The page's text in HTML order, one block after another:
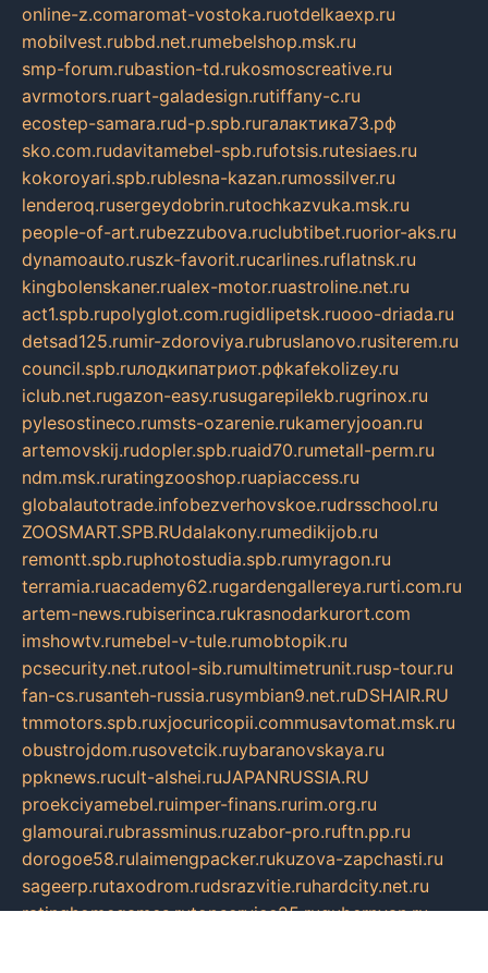
online-z.comaromat-vostoka.ruotdelkaexp.ru
mobilvest.rubbd.net.rumebelshop.msk.ru
smp-forum.rubastion-td.rukosmoscreative.ru
avrmotors.ruart-galadesign.rutiffany-c.ru
ecostep-samara.rud-p.spb.ruгалактика73.рф
sko.com.rudavitamebel-spb.rufotsis.rutesiaes.ru
kokoroyari.spb.rublesna-kazan.rumossilver.ru
lenderoq.rusergeydobrin.rutochkazvuka.msk.ru
people-of-art.rubezzubova.ruclubtibet.ruorior-aks.ru
dynamoauto.ruszk-favorit.rucarlines.ruflatnsk.ru
kingbolenskaner.rualex-motor.ruastroline.net.ru
act1.spb.rupolyglot.com.rugidlipetsk.ruooo-driada.ru
detsad125.rumir-zdoroviya.rubruslanovo.rusiterem.ru
council.spb.ruлодкипатриот.рфkafekolizey.ru
iclub.net.rugazon-easy.rusugarepilekb.rugrinox.ru
pylesostineco.rumsts-ozarenie.rukameryjooan.ru
artemovskij.rudopler.spb.ruaid70.rumetall-perm.ru
ndm.msk.ruratingzooshop.ruapiaccess.ru
globalautotrade.infobezverhovskoe.rudrsschool.ru
ZOOSMART.SPB.RUdalakony.rumedikijob.ru
remontt.spb.ruphotostudia.spb.rumyragon.ru
terramia.ruacademy62.rugardengallereya.rurti.com.ru
artem-news.rubiserinca.rukrasnodarkurort.com
imshowtv.rumebel-v-tule.rumobtopik.ru
pcsecurity.net.rutool-sib.rumultimetrunit.rusp-tour.ru
fan-cs.rusanteh-russia.rusymbian9.net.ruDSHAIR.RU
tmmotors.spb.ruxjocuricopii.commusavtomat.msk.ru
obustrojdom.rusovetcik.ruybaranovskaya.ru
ppknews.rucult-alshei.ruJAPANRUSSIA.RU
proekciyamebel.ruimper-finans.rurim.org.ru
glamourai.rubrassminus.ruzabor-pro.ruftn.pp.ru
dorogoe58.rulaimengpacker.rukuzova-zapchasti.ru
sageerp.rutaxodrom.rudsrazvitie.ruhardcity.net.ru
ratinghomegames.rutopservice25.rugubernyan.ru